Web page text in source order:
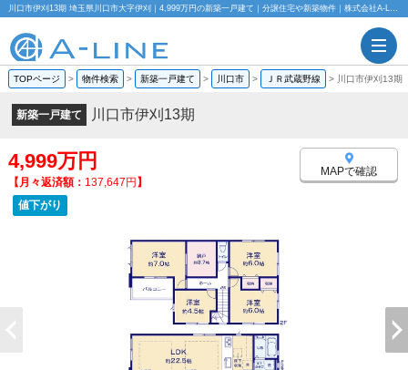
川口市伊刈13期 埼玉県川口市大字伊刈｜4,999万円の新築一戸建て｜分譲住宅や新築物件｜株式会社A-LINE
TOPページ > 物件検索 > 新築一戸建て > 川口市 > ＪＲ武蔵野線 > 川口市伊刈13期
新築一戸建て 川口市伊刈13期
4,999万円
【月々返済額： 137,647円】
値下がり
MAPで確認